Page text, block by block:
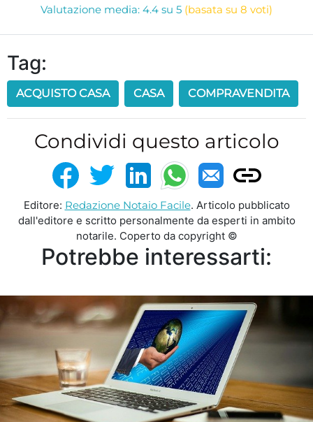
Valutazione media: 4.4 su 5 (basata su 8 voti)
Tag:
ACQUISTO CASA CASA COMPRAVENDITA
Condividi questo articolo
Editore: Redazione Notaio Facile. Articolo pubblicato
dall'editore e scritto personalmente da esperti in ambito
notarile. Coperto da copyright ©
Potrebbe interessarti: